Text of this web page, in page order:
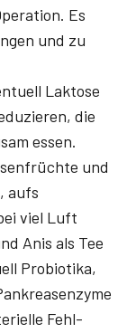
Es
und zu
Laktose
die
essen.
und
aufs
viel Luft
Anis als Tee
Probiotika,
Fehl­